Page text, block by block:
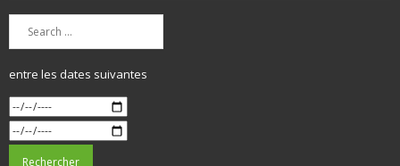
entre les dates suivantes